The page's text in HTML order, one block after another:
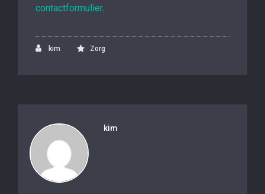
contactformulier.
kim Zorg
kim